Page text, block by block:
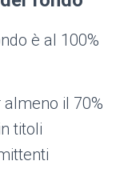
è al 100%
il 70%
titoli